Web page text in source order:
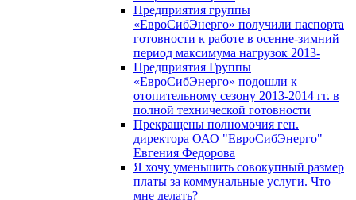
Предприятия группы
«ЕвроСибЭнерго» получили паспорта
готовности к работе в осенне-зимний
период максимума нагрузок 2013-
Предприятия Группы
«ЕвроСибЭнерго» подошли к
отопительному сезону 2013-2014 гг. в
полной технической готовности
Прекращены полномочия ген.
директора ОАО "ЕвроСибЭнерго"
Евгения Федорова
Я хочу уменьшить совокупный размер
платы за коммунальные услуги. Что
мне делать?